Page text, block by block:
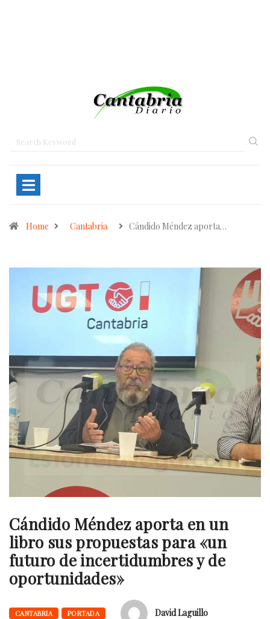
Home Cantabria Cándido Méndez aporta…
Cándido Méndez aporta en un
libro sus propuestas para «un
futuro de incertidumbres y de
oportunidades»
CANTABRIA PORTADA
David Laguillo